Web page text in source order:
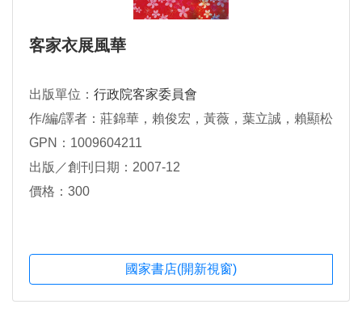
客家衣展風華
出版單位： 行政院客家委員會
作/編/譯者：莊錦華，賴俊宏，黃薇，葉立誠，賴顯松
GPN：1009604211
出版／創刊日期：2007-12
價格：300
國家書店(開新視窗)